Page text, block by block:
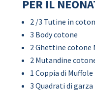
PER IL
2 /3 Tutine in
3 Body cotone
2 Ghettine cotone
2 Mutandine
1 Coppia di
3 Quadrati di garza